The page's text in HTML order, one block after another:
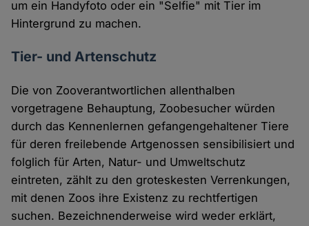
um ein Handyfoto oder ein "Selfie" mit Tier im
Hintergrund zu machen.
Tier- und Artenschutz
Die von Zooverantwortlichen allenthalben
vorgetragene Behauptung, Zoobesucher würden
durch das Kennenlernen gefangengehaltener Tiere
für deren freilebende Artgenossen sensibilisiert und
folglich für Arten, Natur- und Umweltschutz
eintreten, zählt zu den groteskesten Verrenkungen,
mit denen Zoos ihre Existenz zu rechtfertigen
suchen. Bezeichnenderweise wird weder erklärt,